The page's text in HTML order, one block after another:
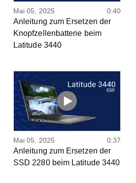
Mai 05, 2025 0:40
Anleitung zum Ersetzen der
Knopfzellenbatterie beim
Latitude 3440
Mai 05, 2025 0:37
Anleitung zum Ersetzen der
SSD 2280 beim Latitude 3440